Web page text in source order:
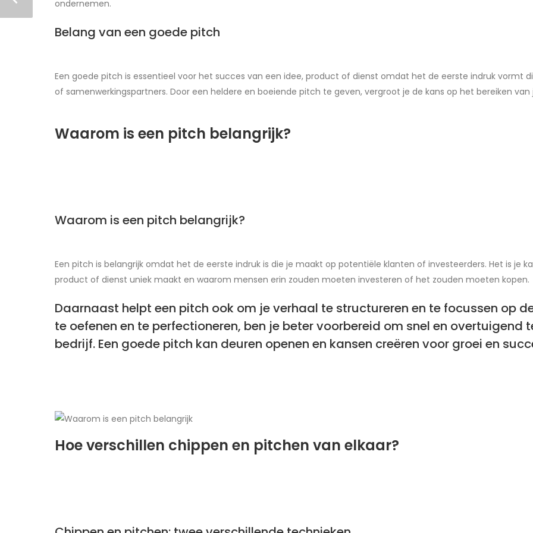
ondernemen.
Belang van een goede pitch
Een goede pitch is essentieel voor het succes van een idee, product of dienst omdat het de eerste indruk vormt
of samenwerkingspartners. Door een heldere en boeiende pitch te geven, vergroot je de kans op het bereiken
Waarom is een pitch belangrijk?
Waarom is een pitch belangrijk?
Een pitch is belangrijk omdat het de eerste indruk is die je maakt op potentiële klanten of investeerders. Het is je
product of dienst uniek maakt en waarom mensen erin zouden moeten investeren of het zouden moeten kopen.
Daarnaast helpt een pitch ook om je verhaal te structureren en te focussen op
te oefenen en te perfectioneren, ben je beter voorbereid om snel en overtuigend
bedrijf. Een goede pitch kan deuren openen en kansen creëren voor groei en
Hoe verschillen chippen en pitchen van elkaar?